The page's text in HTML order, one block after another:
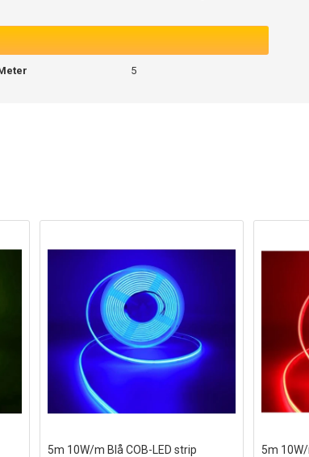
5
5m 10W/m Blå COB-LED strip 5m 10W/